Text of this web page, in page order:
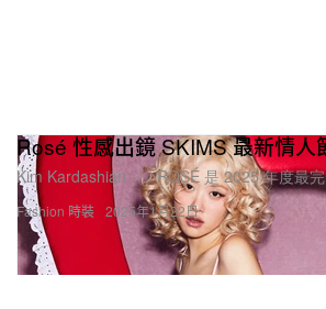
Fashion 時裝
Rosé 性感出鏡 SKIMS 最新情人
Kim Kardashian：「ROSÉ 是 2025 年度最完
2025年1月22日